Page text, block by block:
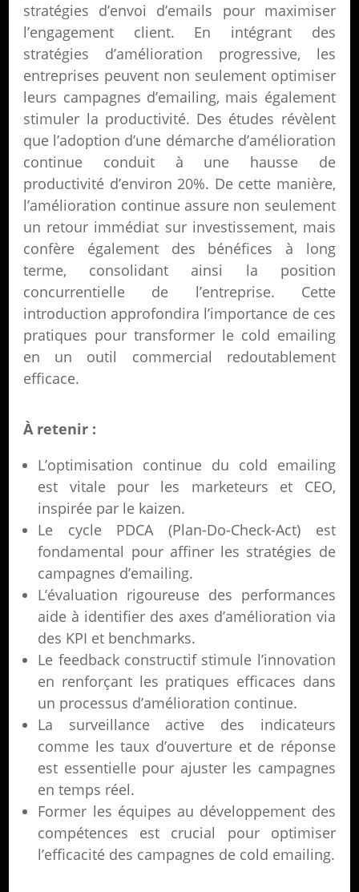
stratégies d’envoi d’emails pour maximiser
l’engagement client. En intégrant des
stratégies d’amélioration progressive, les
entreprises peuvent non seulement optimiser
leurs campagnes d’emailing, mais également
stimuler la productivité. Des études révèlent
que l’adoption d’une démarche d’amélioration
continue conduit à une hausse de
productivité d’environ 20%. De cette manière,
l’amélioration continue assure non seulement
un retour immédiat sur investissement, mais
confère également des bénéfices à long
terme, consolidant ainsi la position
concurrentielle de l’entreprise. Cette
introduction approfondira l’importance de ces
pratiques pour transformer le cold emailing
en un outil commercial redoutablement
efficace.
À retenir :
L’optimisation continue du cold emailing
est vitale pour les marketeurs et CEO,
inspirée par le kaizen.
Le cycle PDCA (Plan-Do-Check-Act) est
fondamental pour affiner les stratégies de
campagnes d’emailing.
L’évaluation rigoureuse des performances
aide à identifier des axes d’amélioration via
des KPI et benchmarks.
Le feedback constructif stimule l’innovation
en renforçant les pratiques efficaces dans
un processus d’amélioration continue.
La surveillance active des indicateurs
comme les taux d’ouverture et de réponse
est essentielle pour ajuster les campagnes
en temps réel.
Former les équipes au développement des
compétences est crucial pour optimiser
l’efficacité des campagnes de cold emailing.